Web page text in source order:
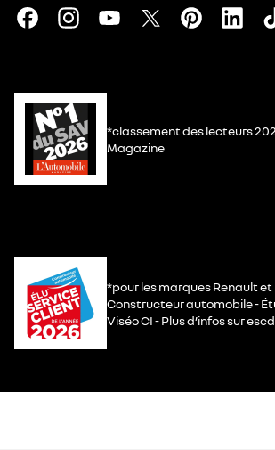
*classement des lecteurs
Magazine
*pour les marques Renault
Constructeur automobile -
Viséo CI - Plus d’infos sur